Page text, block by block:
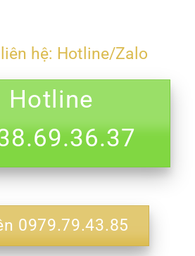
hệ: Hotline/Zalo
0979.79.43.85